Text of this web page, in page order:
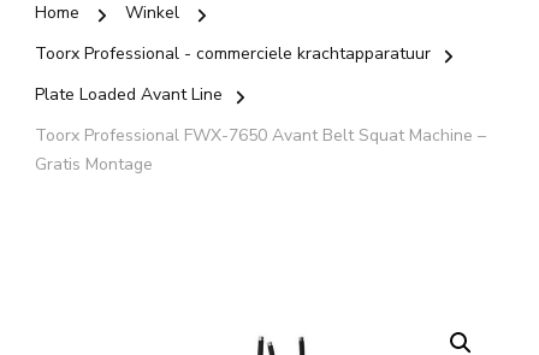
Home
Winkel
Toorx Professional - commerciele krachtapparatuur
Plate Loaded Avant Line
Toorx Professional FWX-7650 Avant Belt Squat Machine –
Gratis Montage